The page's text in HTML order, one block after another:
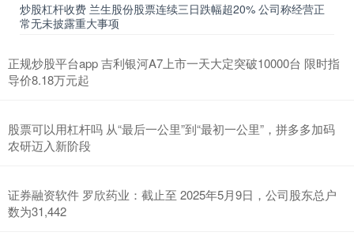
炒股杠杆收费 兰生股份股票连续三日跌幅超20% 公司称经营正
常无未披露重大事项
正规炒股平台app 吉利银河A7上市一天大定突破10000台 限时指
导价8.18万元起
股票可以用杠杆吗 从“最后一公里”到“最初一公里”，拼多多加码
农研迈入新阶段
证券融资软件 罗欣药业：截止至 2025年5月9日，公司股东总户
数为31,442